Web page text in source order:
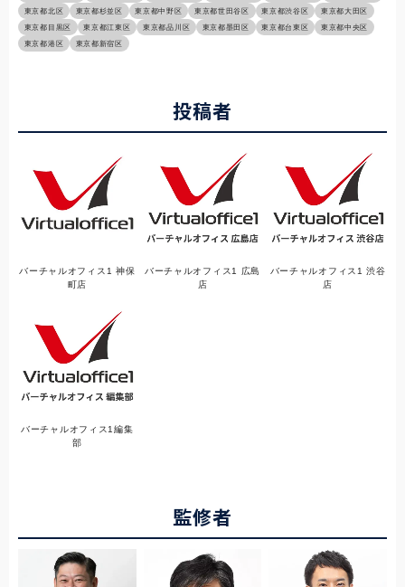
東京都北区
東京都杉並区 東京都中野区 東京都世田谷区 東京都渋谷区
東京都大田区
東京都目黒区
東京都江東区 東京都品川区 東京都墨田区 東京都台東区
東京都中央区
東京都港区
東京都新宿区
投稿者
バーチャルオフィス1 神保
町店
バーチャルオフィス1 広島
店
バーチャルオフィス1 渋谷
店
バーチャルオフィス1編集
部
監修者